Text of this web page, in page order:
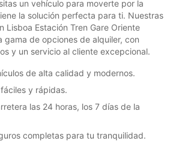
un vehículo para moverte por la
la solución perfecta para ti. Nuestras
Lisboa Estación Tren Gare Oriente
gama de opciones de alquiler, con
y un servicio al cliente excepcional.
de alta calidad y modernos.
y rápidas.
las 24 horas, los 7 días de la
completas para tu tranquilidad.